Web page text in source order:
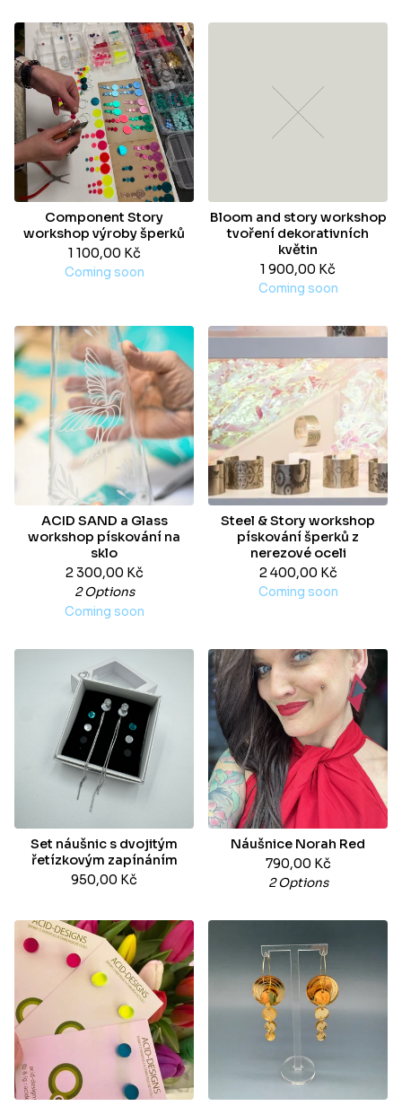
Component Story
workshop výroby šperků
1 100,00 Kč
Coming soon
Bloom and story workshop
tvoření dekorativních
květin
1 900,00 Kč
Coming soon
ACID SAND a Glass
workshop pískování na
sklo
2 300,00 Kč
2 Options
Coming soon
Steel & Story workshop
pískování šperků z
nerezové oceli
2 400,00 Kč
Coming soon
Set náušnic s dvojitým
řetízkovým zapínáním
950,00 Kč
Náušnice Norah Red
790,00 Kč
2 Options